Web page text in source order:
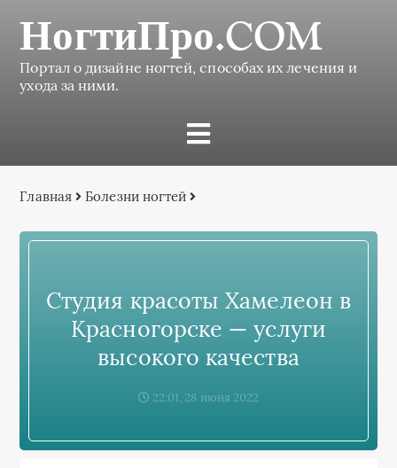
НогтиПро.COM
Портал о дизайне ногтей, способах их лечения и
ухода за ними.
Главная Болезни ногтей
Студия красоты Хамелеон в
Красногорске — услуги
высокого качества
22:01, 28 июня 2022